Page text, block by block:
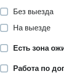
Без выезда
На выезде
Есть зона
Работа по